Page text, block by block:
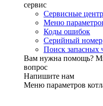
сервис
Сервисные
Меню
Коды ошибок
Серийный номер
Поиск запасных
Вам нужна помощь?
вопрос
Напишите нам
Меню параметров